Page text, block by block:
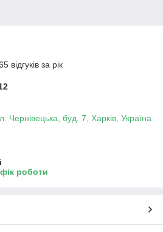
відгуків за рік
Чернівецька, буд. 7, Харків, Україна
роботи